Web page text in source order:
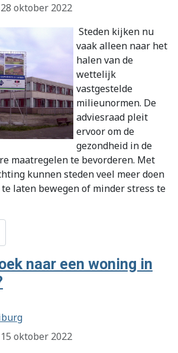
oktober 2022
Steden kijken nu
vaak alleen naar het
halen van de
wettelijk
vastgestelde
milieunormen. De
adviesraad pleit
ervoor om de
gezondheid in de
maatregelen te bevorderen. Met
kunnen steden veel meer doen
laten bewegen of minder stress te
naar een woning in
oktober 2022